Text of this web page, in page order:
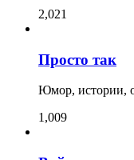
2,021
Просто так
Юмор, истории,
1,009